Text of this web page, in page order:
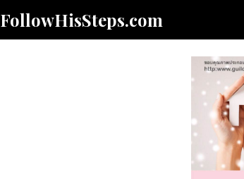
Skip to main content
FollowHisSteps.com